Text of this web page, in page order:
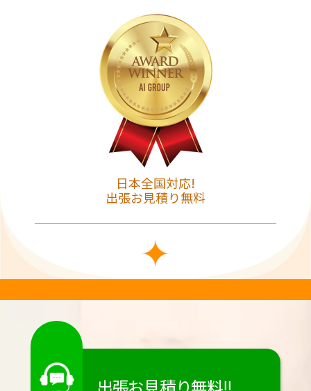
日本全国対応!
出張お見積り無料